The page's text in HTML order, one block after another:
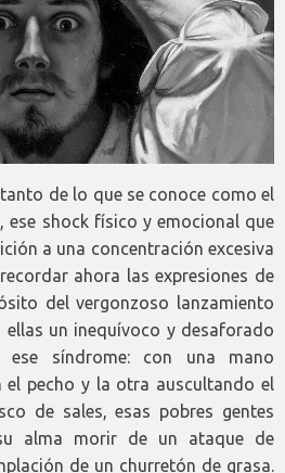
de lo que se conoce como el
ese shock físico y emocional que
a una concentración excesiva
ahora las expresiones de
del vergonzoso lanzamiento
ellas un inequívoco y desaforado
ese síndrome: con una mano
el pecho y la otra auscultando el
de sales, esas pobres gentes
alma morir de un ataque de
de un churretón de grasa.